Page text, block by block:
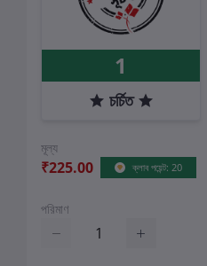
1
চর্চিত
মূল্য
₹225.00 ক্লাব পয়েন্ট: 20
পরিমাণ